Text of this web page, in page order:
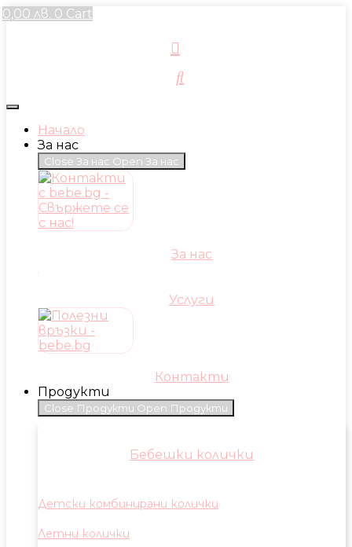
Skip
0,00 лв. 0 Cart
Начало
За нас
Close За нас Open За нас
За нас
Услуги
Контакти
Продукти
Close Продукти Open Продукти
Бебешки колички
Детски комбинирани колички
Летни колички